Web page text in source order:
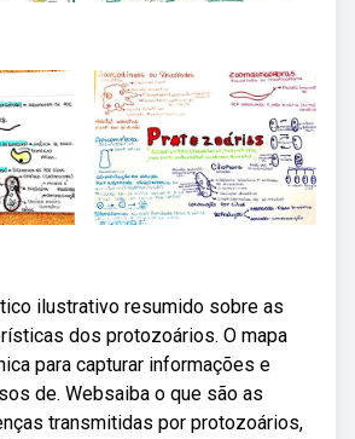
ilustrativo resumido sobre as
dos protozoários. O mapa
para capturar informações e
de. Websaiba o que são as
transmitidas por protozoários,